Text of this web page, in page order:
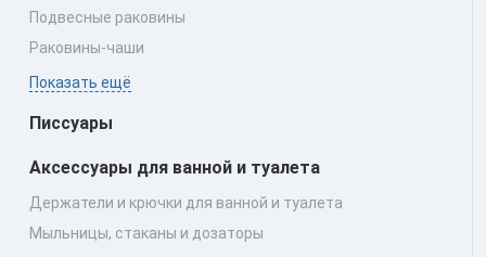
Подвесные раковины
Раковины‑чаши
Показать ещё
Писсуары
Аксессуары для ванной и туалета
Держатели и крючки для ванной и туалета
Мыльницы, стаканы и дозаторы